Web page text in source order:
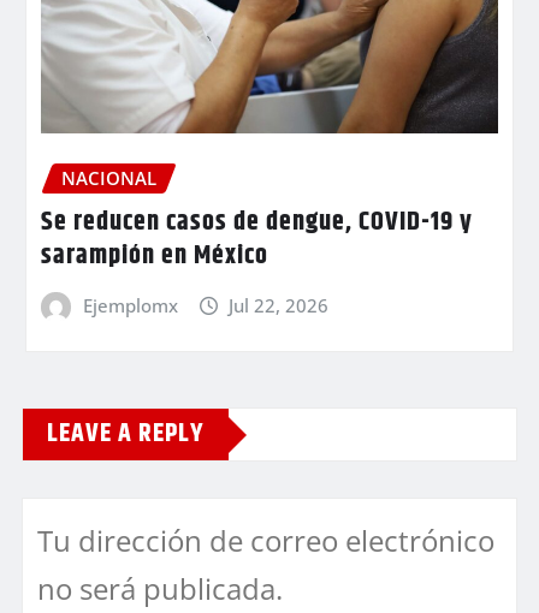
NACIONAL
Se reducen casos de dengue, COVID-19 y
sarampión en México
Ejemplomx Jul 22, 2026
LEAVE A REPLY
Tu dirección de correo electrónico
no será publicada.